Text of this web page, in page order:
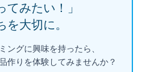
てみたい！」
を大切に。
ングに興味を持ったら、
作りを体験してみませんか？